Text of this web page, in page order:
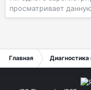
просматривает
Главная